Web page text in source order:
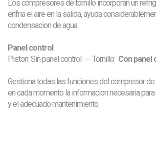
Los compresores de tornillo incorporan un
enfria el aire en la salida, ayuda
condensacion de agua.
Panel control
Piston: Sin panel control --- Tornillo: Con panel
Gestiona todas las funciones del compresor
en cada momento la informacion necesaria para
y el adecuado mantenimiento.